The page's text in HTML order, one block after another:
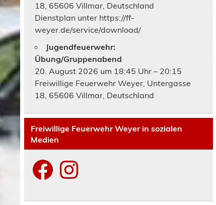
18, 65606 Villmar, Deutschland
Dienstplan unter https://ff-
weyer.de/service/download/
Jugendfeuerwehr:
Übung/Gruppenabend
20. August 2026 um 18:45 Uhr – 20:15
Freiwillige Feuerwehr Weyer, Untergasse
18, 65606 Villmar, Deutschland
Freiwillige Feuerwehr Weyer in sozialen
Medien
FacebookInstagram